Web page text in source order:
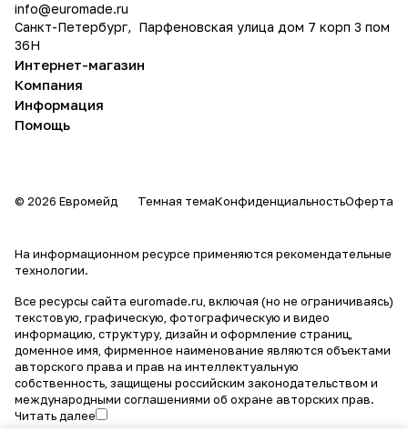
info@euromade.ru
Санкт-Петербург, Парфеновская улица дом 7 корп 3 пом
36Н
Интернет-магазин
Компания
Информация
Помощь
© 2026 Евромейд Темная темаКонфиденциальностьОферта
На информационном ресурсе применяются рекомендательные
технологии.
Все ресурсы сайта euromade.ru, включая (но не ограничиваясь)
текстовую, графическую, фотографическую и видео
информацию, структуру, дизайн и оформление страниц,
доменное имя, фирменное наименование являются объектами
авторского права и прав на интеллектуальную
собственность, защищены российским законодательством и
международными соглашениями об охране авторских прав.
Читать далее